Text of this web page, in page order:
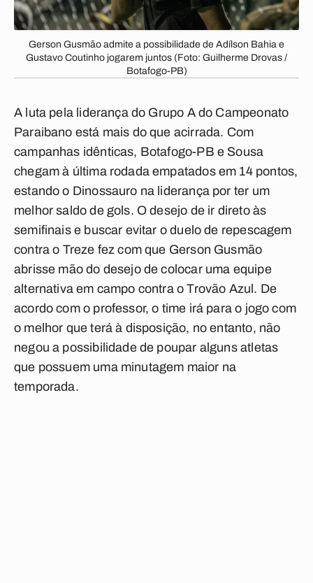
Gerson Gusmão admite a possibilidade de Adílson Bahia e
Gustavo Coutinho jogarem juntos (Foto: Guilherme Drovas /
Botafogo-PB)
A luta pela liderança do Grupo A do Campeonato
Paraibano está mais do que acirrada. Com
campanhas idênticas, Botafogo-PB e Sousa
chegam à última rodada empatados em 14 pontos,
estando o Dinossauro na liderança por ter um
melhor saldo de gols. O desejo de ir direto às
semifinais e buscar evitar o duelo de repescagem
contra o Treze fez com que Gerson Gusmão
abrisse mão do desejo de colocar uma equipe
alternativa em campo contra o Trovão Azul. De
acordo com o professor, o time irá para o jogo com
o melhor que terá à disposição, no entanto, não
negou a possibilidade de poupar alguns atletas
que possuem uma minutagem maior na
temporada.